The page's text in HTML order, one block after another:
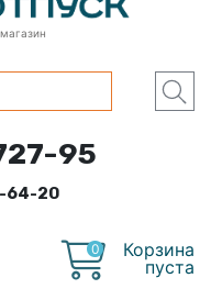
95
64-20
0
Корзина
пуста